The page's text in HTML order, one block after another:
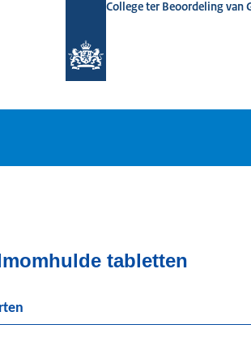
College ter Beoordeling van
tabletten